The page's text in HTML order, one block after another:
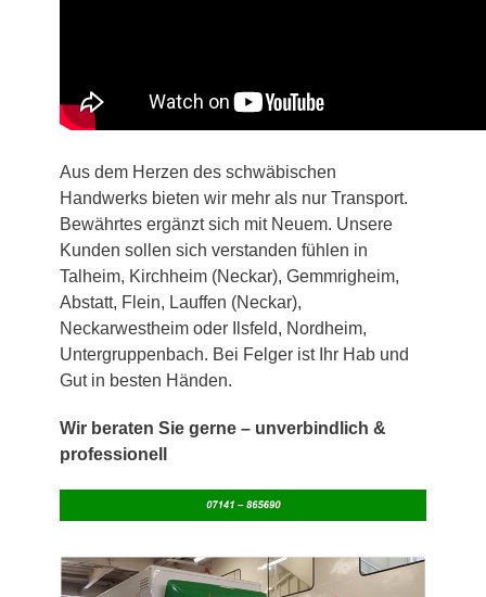
Aus dem Herzen des schwäbischen
Handwerks bieten wir mehr als nur Transport.
Bewährtes ergänzt sich mit Neuem. Unsere
Kunden sollen sich verstanden fühlen in
Talheim, Kirchheim (Neckar), Gemmrigheim,
Abstatt, Flein, Lauffen (Neckar),
Neckarwestheim oder Ilsfeld, Nordheim,
Untergruppenbach. Bei Felger ist Ihr Hab und
Gut in besten Händen.
Wir beraten Sie gerne – unverbindlich &
professionell